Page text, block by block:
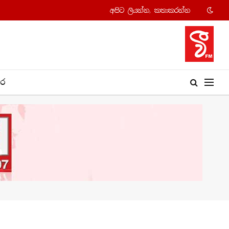
අපි​ට ලියන්න, කතාකරන්​න